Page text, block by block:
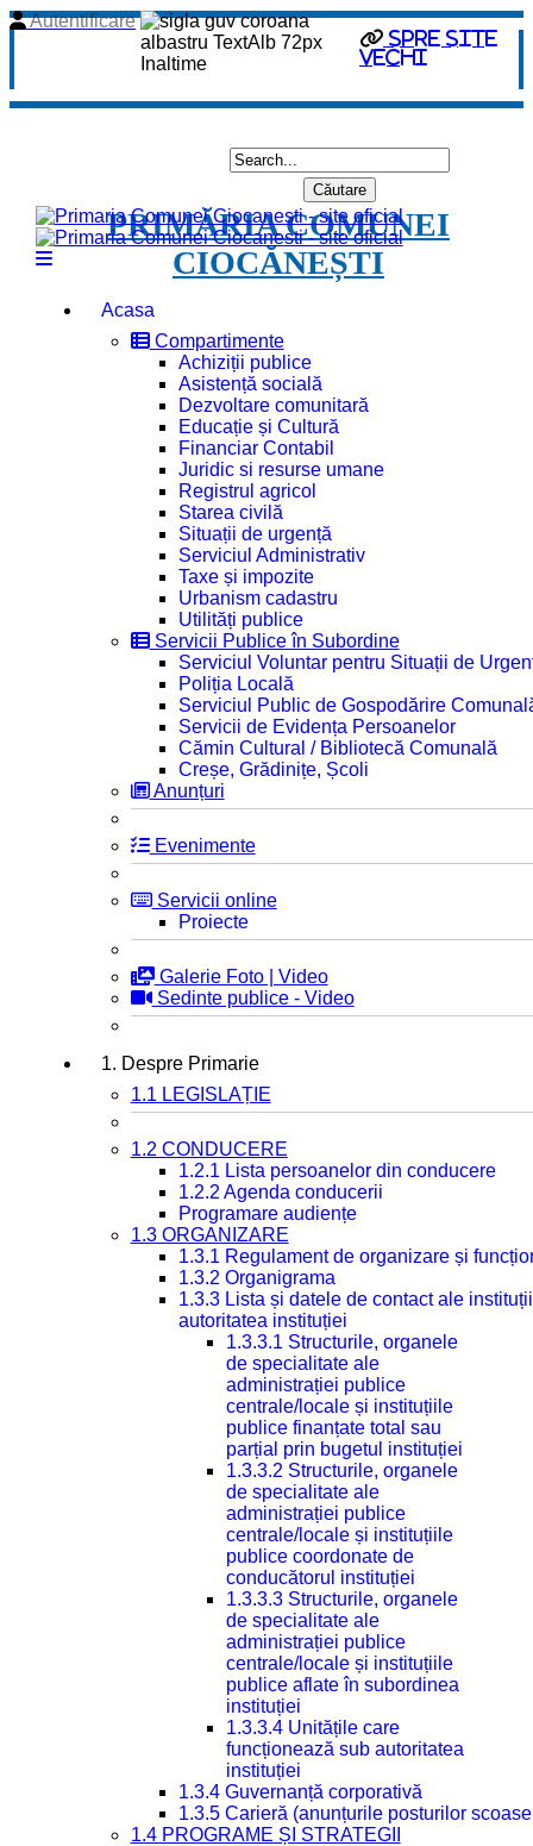
Spre site
vechi
Autentificare
PRIMĂRIA COMUNEI
CIOCĂNEȘTI
Acasa
Compartimente
Achiziții publice
Asistență socială
Dezvoltare comunitară
Educație și Cultură
Financiar Contabil
Juridic si resurse umane
Registrul agricol
Starea civilă
Situații de urgență
Serviciul Administrativ
Taxe și impozite
Urbanism cadastru
Utilități publice
Servicii Publice în Subordine
Serviciul Voluntar pentru Situații de
Poliția Locală
Serviciul Public de Gospodărire
Servicii de Evidența Persoanelor
Cămin Cultural / Bibliotecă Comunală
Creșe, Grădinițe, Școli
Anunțuri
Evenimente
Servicii online
Proiecte
Galerie Foto | Video
Sedinte publice - Video
1. Despre Primarie
1.1 LEGISLAȚIE
1.2 CONDUCERE
1.2.1 Lista persoanelor din conducere
1.2.2 Agenda conducerii
Programare audiențe
1.3 ORGANIZARE
1.3.1 Regulament de organizare și
1.3.2 Organigrama
1.3.3 Lista și datele de contact ale
autoritatea instituției
1.3.3.1 Structurile, organele
de specialitate ale
administrației publice
centrale/locale și instituțiile
publice finanțate total sau
parțial prin bugetul instituției
1.3.3.2 Structurile, organele
de specialitate ale
administrației publice
centrale/locale și instituțiile
publice coordonate de
conducătorul instituției
1.3.3.3 Structurile, organele
de specialitate ale
administrației publice
centrale/locale și instituțiile
publice aflate în subordinea
instituției
1.3.3.4 Unitățile care
funcționează sub autoritatea
instituției
1.3.4 Guvernanță corporativă
1.3.5 Carieră (anunțurile posturilor
1.4 PROGRAME ȘI STRATEGII